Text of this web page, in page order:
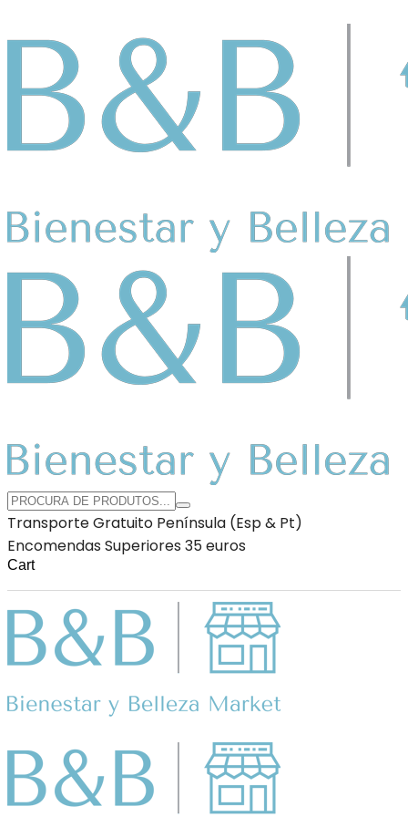
Transporte Gratuito Península (Esp & Pt)
Encomendas Superiores 35 euros
Cart